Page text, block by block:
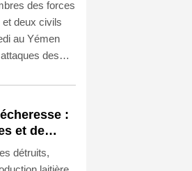
des forces
deux civils
au Yémen
des
lendemain des
:
et de
détruits,